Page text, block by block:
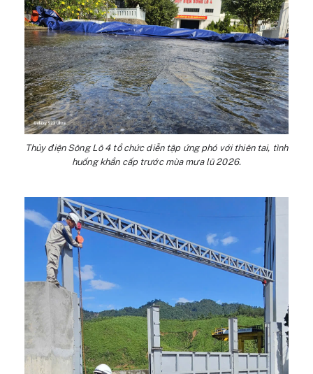
Thủy điện Sông Lô 4 tổ chức diễn tập ứng phó với thiên tai, tình
huống khẩn cấp trước mùa mưa lũ 2026.